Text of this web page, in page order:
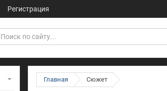
Главная Сюжет
Регистрация